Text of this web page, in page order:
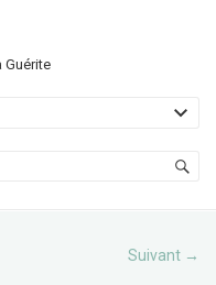
Guérite
Suivant →